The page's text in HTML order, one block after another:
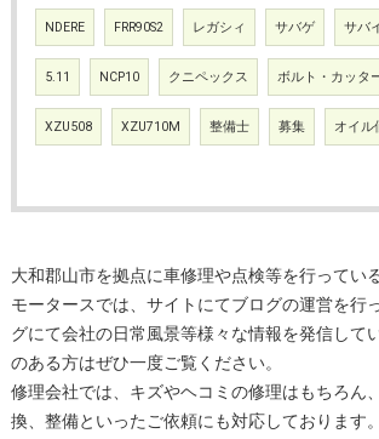
NDERE FRR90S2 レガシィ サバゲ サバ
5.11 NCP10 クニペックス ボルト・カッタ
XZU508 XZU710M 整備士 募集 オイル
大和郡山市を拠点に車修理や点検等を行ってい
モータースでは、サイトにてブログの運営を行
グにて会社の日常風景等様々な情報を発信して
のある方はぜひ一度ご覧ください。
修理会社では、キズやヘコミの修理はもちろん
換、整備といったご依頼にも対応しております